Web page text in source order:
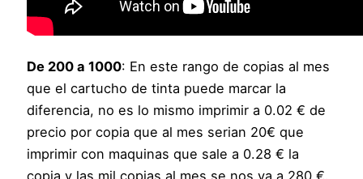
De 200 a 1000: En este rango de copias al mes
que el cartucho de tinta puede marcar la
diferencia, no es lo mismo imprimir a 0.02 € de
precio por copia que al mes serian 20€ que
imprimir con maquinas que sale a 0.28 € la
copia y las mil copias al mes se nos va a 280 €.